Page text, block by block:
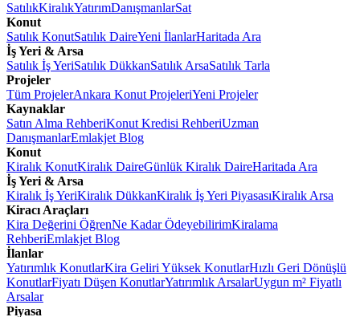
SatılıkKiralıkYatırımDanışmanlarSat
Konut
Satılık KonutSatılık DaireYeni İlanlarHaritada Ara
İş Yeri & Arsa
Satılık İş YeriSatılık DükkanSatılık ArsaSatılık Tarla
Projeler
Tüm ProjelerAnkara Konut ProjeleriYeni Projeler
Kaynaklar
Satın Alma RehberiKonut Kredisi RehberiUzman
DanışmanlarEmlakjet Blog
Konut
Kiralık KonutKiralık DaireGünlük Kiralık DaireHaritada Ara
İş Yeri & Arsa
Kiralık İş YeriKiralık DükkanKiralık İş Yeri PiyasasıKiralık Arsa
Kiracı Araçları
Kira Değerini ÖğrenNe Kadar ÖdeyebilirimKiralama
RehberiEmlakjet Blog
İlanlar
Yatırımlık KonutlarKira Geliri Yüksek KonutlarHızlı Geri Dönüşlü
KonutlarFiyatı Düşen KonutlarYatırımlık ArsalarUygun m² Fiyatlı
Arsalar
Piyasa